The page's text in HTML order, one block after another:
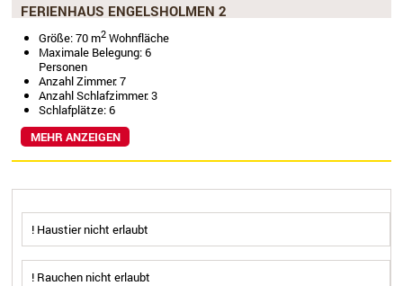
FERIENHAUS ENGELSHOLMEN 2
Größe: 70 m2 Wohnfläche
Maximale Belegung: 6
Personen
Anzahl Zimmer: 7
Anzahl Schlafzimmer: 3
Schlafplätze: 6
MEHR ANZEIGEN
! Haustier nicht erlaubt
! Rauchen nicht erlaubt